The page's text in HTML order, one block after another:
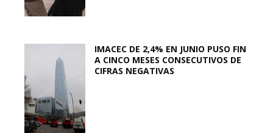
IMACEC DE 2,4% EN JUNIO PUSO FIN
A CINCO MESES CONSECUTIVOS DE
CIFRAS NEGATIVAS